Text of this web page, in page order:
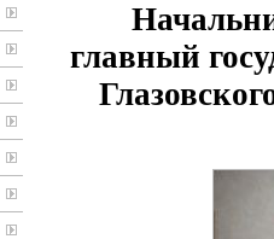
главный